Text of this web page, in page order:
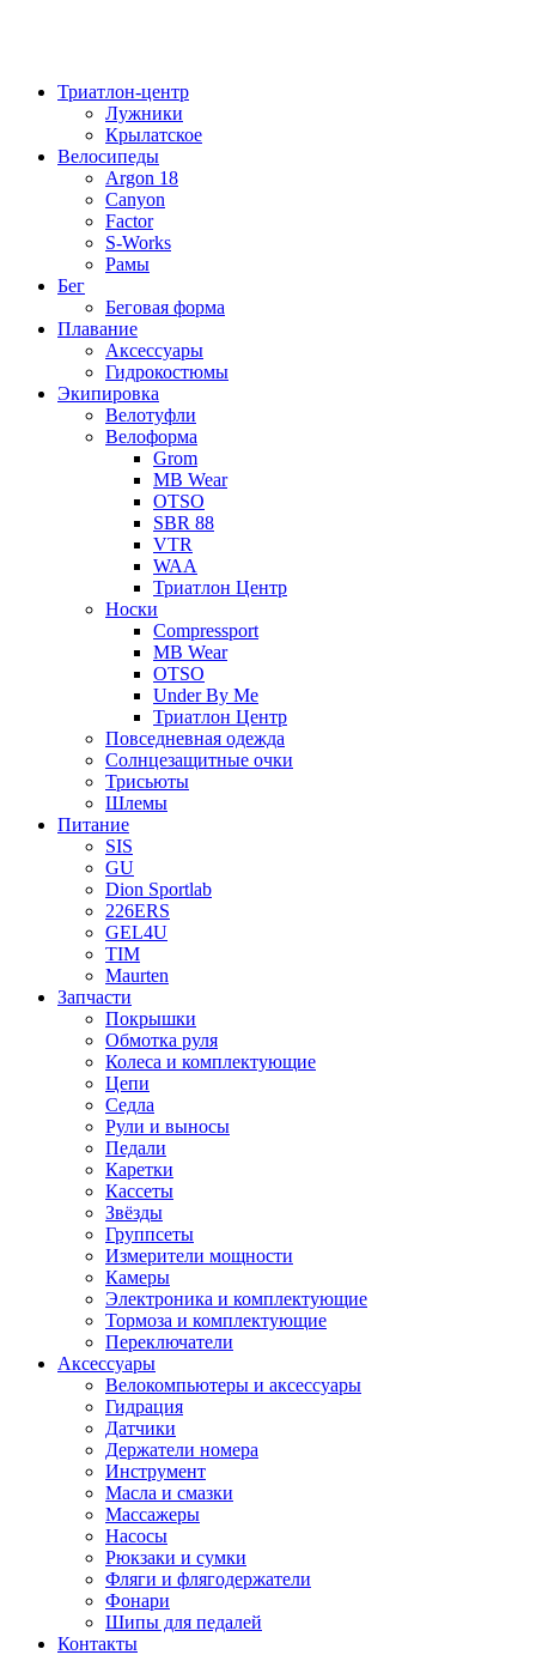
Триатлон-центр
Лужники
Крылатское
Велосипеды
Argon 18
Canyon
Factor
S-Works
Рамы
Бег
Беговая форма
Плавание
Аксессуары
Гидрокостюмы
Экипировка
Велотуфли
Велоформа
Grom
MB Wear
OTSO
SBR 88
VTR
WAA
Триатлон Центр
Носки
Compressport
MB Wear
OTSO
Under By Me
Триатлон Центр
Повседневная одежда
Солнцезащитные очки
Трисьюты
Шлемы
Питание
SIS
GU
Dion Sportlab
226ERS
GEL4U
TIM
Maurten
Запчасти
Покрышки
Обмотка руля
Колеса и комплектующие
Цепи
Седла
Рули и выносы
Педали
Каретки
Кассеты
Звёзды
Группсеты
Измерители мощности
Камеры
Электроника и комплектующие
Тормоза и комплектующие
Переключатели
Аксессуары
Велокомпьютеры и аксессуары
Гидрация
Датчики
Держатели номера
Инструмент
Масла и смазки
Массажеры
Насосы
Рюкзаки и сумки
Фляги и флягодержатели
Фонари
Шипы для педалей
Контакты